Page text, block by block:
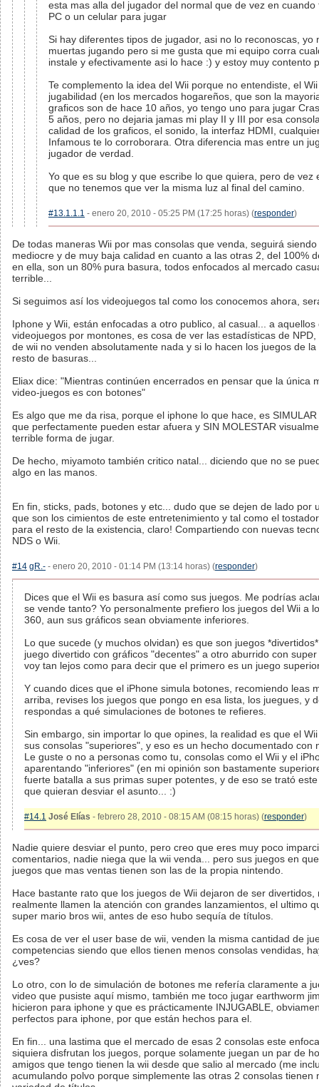
esta mas alla del jugador del normal que de vez en
PC o un celular para jugar
Si hay diferentes tipos de jugador, asi no lo reconoscas, yo
muertas jugando pero si me gusta que mi equipo corra
instale y efectivamente asi lo hace :) y estoy muy contento
Te complemento la idea del Wii porque no entendiste, el
jugabilidad (en los mercados hogareños, que son la
graficos son de hace 10 años, yo tengo uno para jugar
5 años, pero no dejaria jamas mi play II y III por esa
calidad de los graficos, el sonido, la interfaz HDMI,
Infamous te lo corroborara. Otra diferencia mas entre un
jugador de verdad.
Yo que es su blog y que escribe lo que quiera, pero de vez
que no tenemos que ver la misma luz al final del camino.
#13.1.1.1 - enero 20, 2010 - 05:25 PM (17:25 horas) (responder)
De todas maneras Wii por mas consolas que venda, seguirá
mediocre y de muy baja calidad en cuanto a las otras 2, del 100%
en ella, son un 80% pura basura, todos enfocados al mercado
terrible...
Si seguimos así los videojuegos tal como los conocemos ahora,
Iphone y Wii, están enfocadas a otro publico, al casual... a
videojuegos por montones, es cosa de ver las estadísticas de
de wii no venden absolutamente nada y si lo hacen los juegos de
resto de basuras...
Eliax dice: "Mientras continúen encerrados en pensar que la única
video-juegos es con botones"
Es algo que me da risa, porque el iphone lo que hace, es
que perfectamente pueden estar afuera y SIN MOLESTAR
terrible forma de jugar.
De hecho, miyamoto también critico natal... diciendo que no se
algo en las manos.
En fin, sticks, pads, botones y etc... dudo que se dejen de lado por
que son los cimientos de este entretenimiento y tal como el
para el resto de la existencia, claro! Compartiendo con nuevas
NDS o Wii.
#14 gR.- - enero 20, 2010 - 01:14 PM (13:14 horas) (responder)
Dices que el Wii es basura así como sus juegos. Me podrías
se vende tanto? Yo personalmente prefiero los juegos del Wii a
360, aun sus gráficos sean obviamente inferiores.
Lo que sucede (y muchos olvidan) es que son juegos
juego divertido con gráficos "decentes" a otro aburrido con
voy tan lejos como para decir que el primero es un juego
Y cuando dices que el iPhone simula botones, recomiendo leas
arriba, revises los juegos que pongo en esa lista, los juegues, y
respondas a qué simulaciones de botones te refieres.
Sin embargo, sin importar lo que opines, la realidad es que el
sus consolas "superiores", y eso es un hecho documentado con
Le guste o no a personas como tu, consolas como el Wii y el
aparentando "inferiores" (en mi opinión son bastamente
fuerte batalla a sus primas super potentes, y de eso se trató
que quieran desviar el asunto... :)
#14.1 José Elías - febrero 28, 2010 - 08:15 AM (08:15 horas) (responder)
Nadie quiere desviar el punto, pero creo que eres muy poco
comentarios, nadie niega que la wii venda... pero sus juegos en
juegos que mas ventas tienen son las de la propia nintendo.
Hace bastante rato que los juegos de Wii dejaron de ser divertidos,
realmente llamen la atención con grandes lanzamientos, el ultimo
super mario bros wii, antes de eso hubo sequía de títulos.
Es cosa de ver el user base de wii, venden la misma cantidad de
competencias siendo que ellos tienen menos consolas vendidas,
¿ves?
Lo otro, con lo de simulación de botones me refería claramente a
video que pusiste aquí mismo, también me toco jugar earthworm
hicieron para iphone y que es prácticamente INJUGABLE,
perfectos para iphone, por que están hechos para el.
En fin... una lastima que el mercado de esas 2 consolas este
siquiera disfrutan los juegos, porque solamente juegan un par de
amigos que tengo tienen la wii desde que salio al mercado (me
acumulando polvo porque simplemente las otras 2 consolas tienen